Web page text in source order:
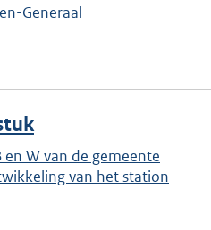
Generaal
W van de gemeente
van het station